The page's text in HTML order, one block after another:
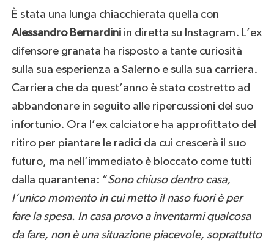
È stata una lunga chiacchierata quella con
Alessandro Bernardiniin diretta su Instagram. L’ex
difensore granata ha risposto a tante curiosità
sulla sua esperienza a Salerno e sulla sua carriera.
Carriera che da quest’anno è stato costretto ad
abbandonare in seguito alle ripercussioni del suo
infortunio. Ora l’ex calciatore ha approfittato del
ritiro per piantare le radici da cui crescerà il suo
futuro, ma nell’immediato è bloccato come tutti
dalla quarantena: “Sono chiuso dentro casa,
l’unico momento in cui metto il naso fuori è per
fare la spesa. In casa provo a inventarmi qualcosa
da fare, non è una situazione piacevole, soprattutto